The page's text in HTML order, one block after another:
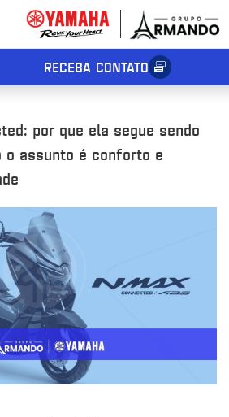
RECEBA CONTATO
por que ela segue sendo
o assunto é conforto e